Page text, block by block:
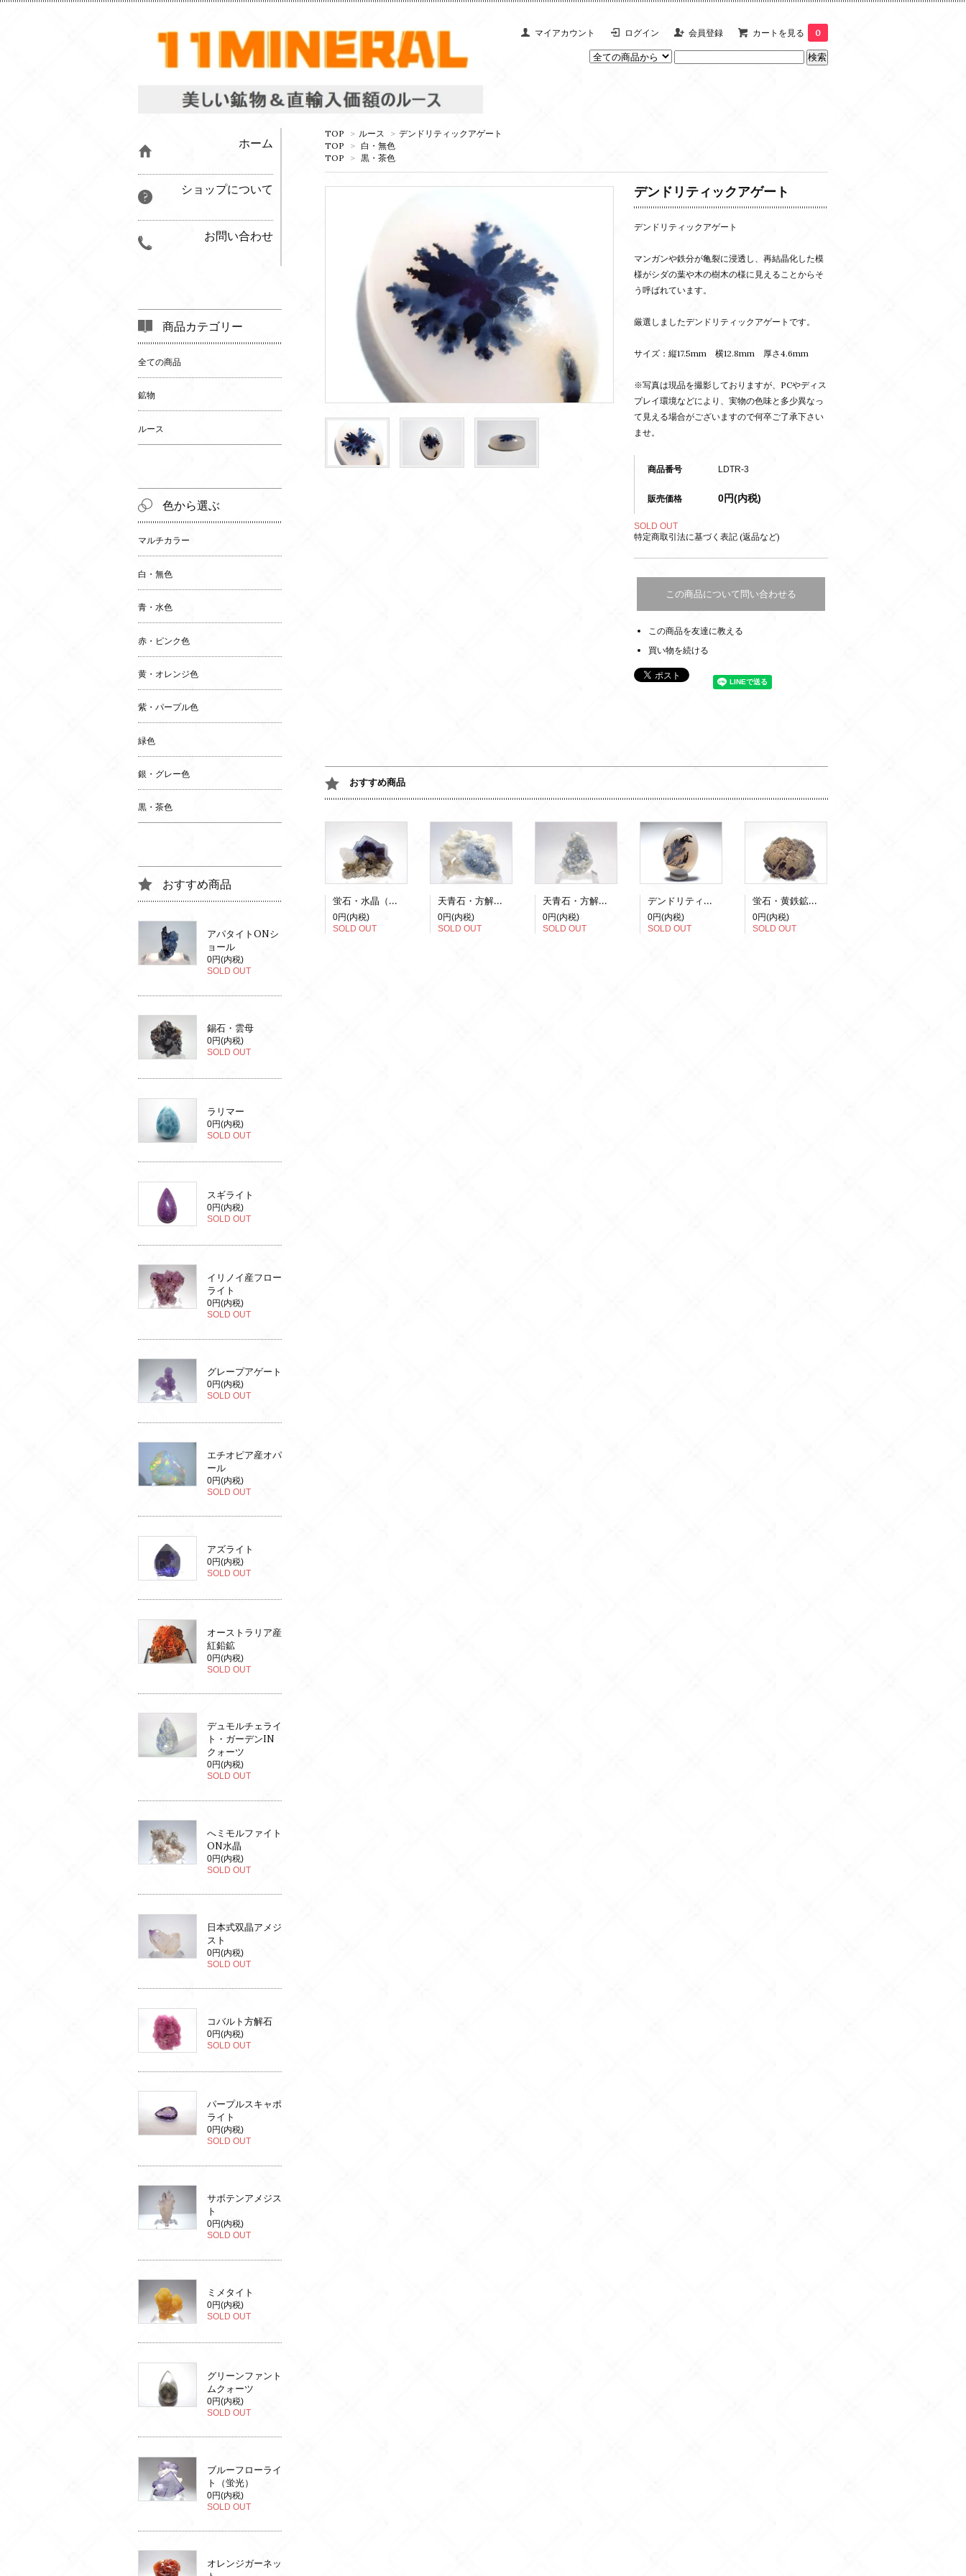
マイアカウント ログイン 会員登録 カートを見る 0
TOP > ルース > デンドリティックアゲート
TOP
> 白・無色
TOP
> 黒・茶色
デンドリティックアゲート
デンドリティックアゲート
マンガンや鉄分が亀裂に浸透し、再結晶化した模
様がシダの葉や木の樹木の様に見えることからそ
う呼ばれています。
厳選しましたデンドリティックアゲートです。
サイズ：縦17.5mm 横12.8mm 厚さ4.6mm
※写真は現品を撮影しておりますが、PCやディス
プレイ環境などにより、実物の色味と多少異なっ
て見える場合がございますので何卒ご了承下さい
ませ。
商品番号 LDTR-3
販売価格 0円(内税)
SOLD OUT
特定商取引法に基づく表記 (返品など)
この商品について問い合わせる
この商品を友達に教える
買い物を続ける
おすすめ商品
蛍石・水晶（蛍光）
0円(内税)
SOLD OUT
天青石・方解石(蛍光)
0円(内税)
SOLD OUT
天青石・方解石(蛍光)
0円(内税)
SOLD OUT
デンドリティックアゲート
0円(内税)
SOLD OUT
蛍石・黄鉄鉱（蛍光）
0円(内税)
SOLD OUT
ホーム
ショップについて
お問い合わせ
商品カテゴリー
全ての商品
鉱物
ルース
色から選ぶ
マルチカラー
白・無色
青・水色
赤・ピンク色
黄・オレンジ色
紫・パープル色
緑色
銀・グレー色
黒・茶色
おすすめ商品
アパタイトONシ
ョール
0円(内税)
SOLD OUT
錫石・雲母
0円(内税)
SOLD OUT
ラリマー
0円(内税)
SOLD OUT
スギライト
0円(内税)
SOLD OUT
イリノイ産フロー
ライト
0円(内税)
SOLD OUT
グレープアゲート
0円(内税)
SOLD OUT
エチオピア産オパ
ール
0円(内税)
SOLD OUT
アズライト
0円(内税)
SOLD OUT
オーストラリア産
紅鉛鉱
0円(内税)
SOLD OUT
デュモルチェライ
ト・ガーデンIN
クォーツ
0円(内税)
SOLD OUT
へミモルファイト
ON水晶
0円(内税)
SOLD OUT
日本式双晶アメジ
スト
0円(内税)
SOLD OUT
コバルト方解石
0円(内税)
SOLD OUT
パープルスキャポ
ライト
0円(内税)
SOLD OUT
サボテンアメジス
ト
0円(内税)
SOLD OUT
ミメタイト
0円(内税)
SOLD OUT
グリーンファント
ムクォーツ
0円(内税)
SOLD OUT
ブルーフローライ
ト（蛍光）
0円(内税)
SOLD OUT
オレンジガーネッ